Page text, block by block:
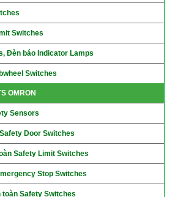
Switches
Đèn báo Indicator Lamps
Switches
OMRON
Sensors
Door Switches
Safety Limit Switches
Stop Switches
Safety Switches